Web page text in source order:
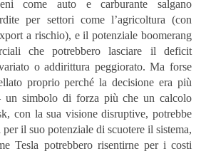
come auto e carburante salgano
per settori come l’agricoltura (con
a rischio), e il potenziale boomerang
che potrebbero lasciare il deficit
o addirittura peggiorato. Ma forse
proprio perché la decisione era più
un simbolo di forza più che un calcolo
con la sua visione disruptive, potrebbe
il suo potenziale di scuotere il sistema,
Tesla potrebbero risentirne per i costi